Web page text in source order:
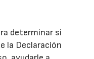
determinar si
la Declaración